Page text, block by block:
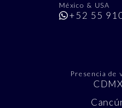
México & USA
+52 55
Presencia de
CDMX